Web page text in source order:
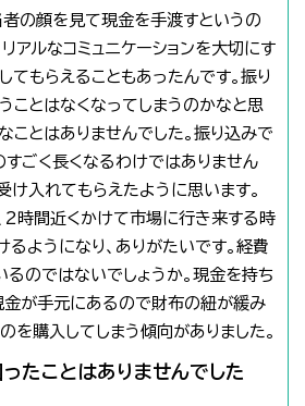
者の顔を見て現金を手渡すというの
アルなコミュニケーションを大切にす
てもらえることもあったんです。振り
ことはなくなってしまうのかなと思
ことはありませんでした。振り込みで
ごく長くなるわけではありません
け入れてもらえたように思います。
2時間近くかけて市場に行き来する時
ようになり、ありがたいです。経費
のではないでしょうか。現金を持ち
金が手元にあるので財布の紐が緩み
を購入してしまう傾向がありました。
たことはありませんでした